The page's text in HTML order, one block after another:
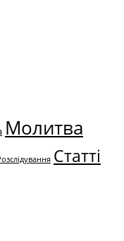
Молитва
Статті